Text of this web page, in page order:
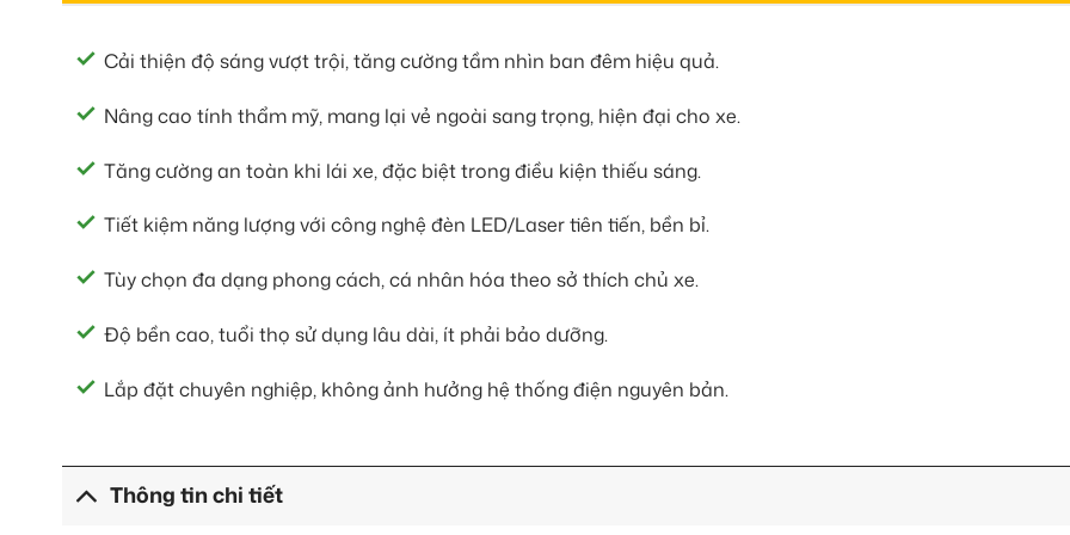
Cải thiện độ sáng vượt trội, tăng cường tầm nhìn ban đêm hiệu quả.
Nâng cao tính thẩm mỹ, mang lại vẻ ngoài sang trọng, hiện đại cho xe.
Tăng cường an toàn khi lái xe, đặc biệt trong điều kiện thiếu sáng.
Tiết kiệm năng lượng với công nghệ đèn LED/Laser tiên tiến, bền bỉ.
Tùy chọn đa dạng phong cách, cá nhân hóa theo sở thích chủ xe.
Độ bền cao, tuổi thọ sử dụng lâu dài, ít phải bảo dưỡng.
Lắp đặt chuyên nghiệp, không ảnh hưởng hệ thống điện nguyên bản.
Thông tin chi tiết